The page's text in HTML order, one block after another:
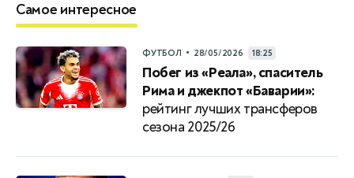
Самое интересное
ФУТБОЛ • 28/05/2026 18:25
Побег из «Реала», спаситель
Рима и джекпот «Баварии»:
рейтинг лучших трансферов
сезона 2025/26